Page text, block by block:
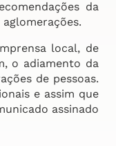
da
local, de
o adiamento da
de pessoas.
e assim que
assinado